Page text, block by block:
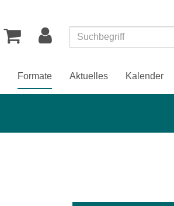
Formate Aktuelles Kalender